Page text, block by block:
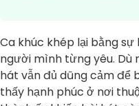
Ca khúc khép lại bằng
người mình từng yêu. Dù
hát vẫn đủ dũng cảm để
thấy hạnh phúc ở nơi